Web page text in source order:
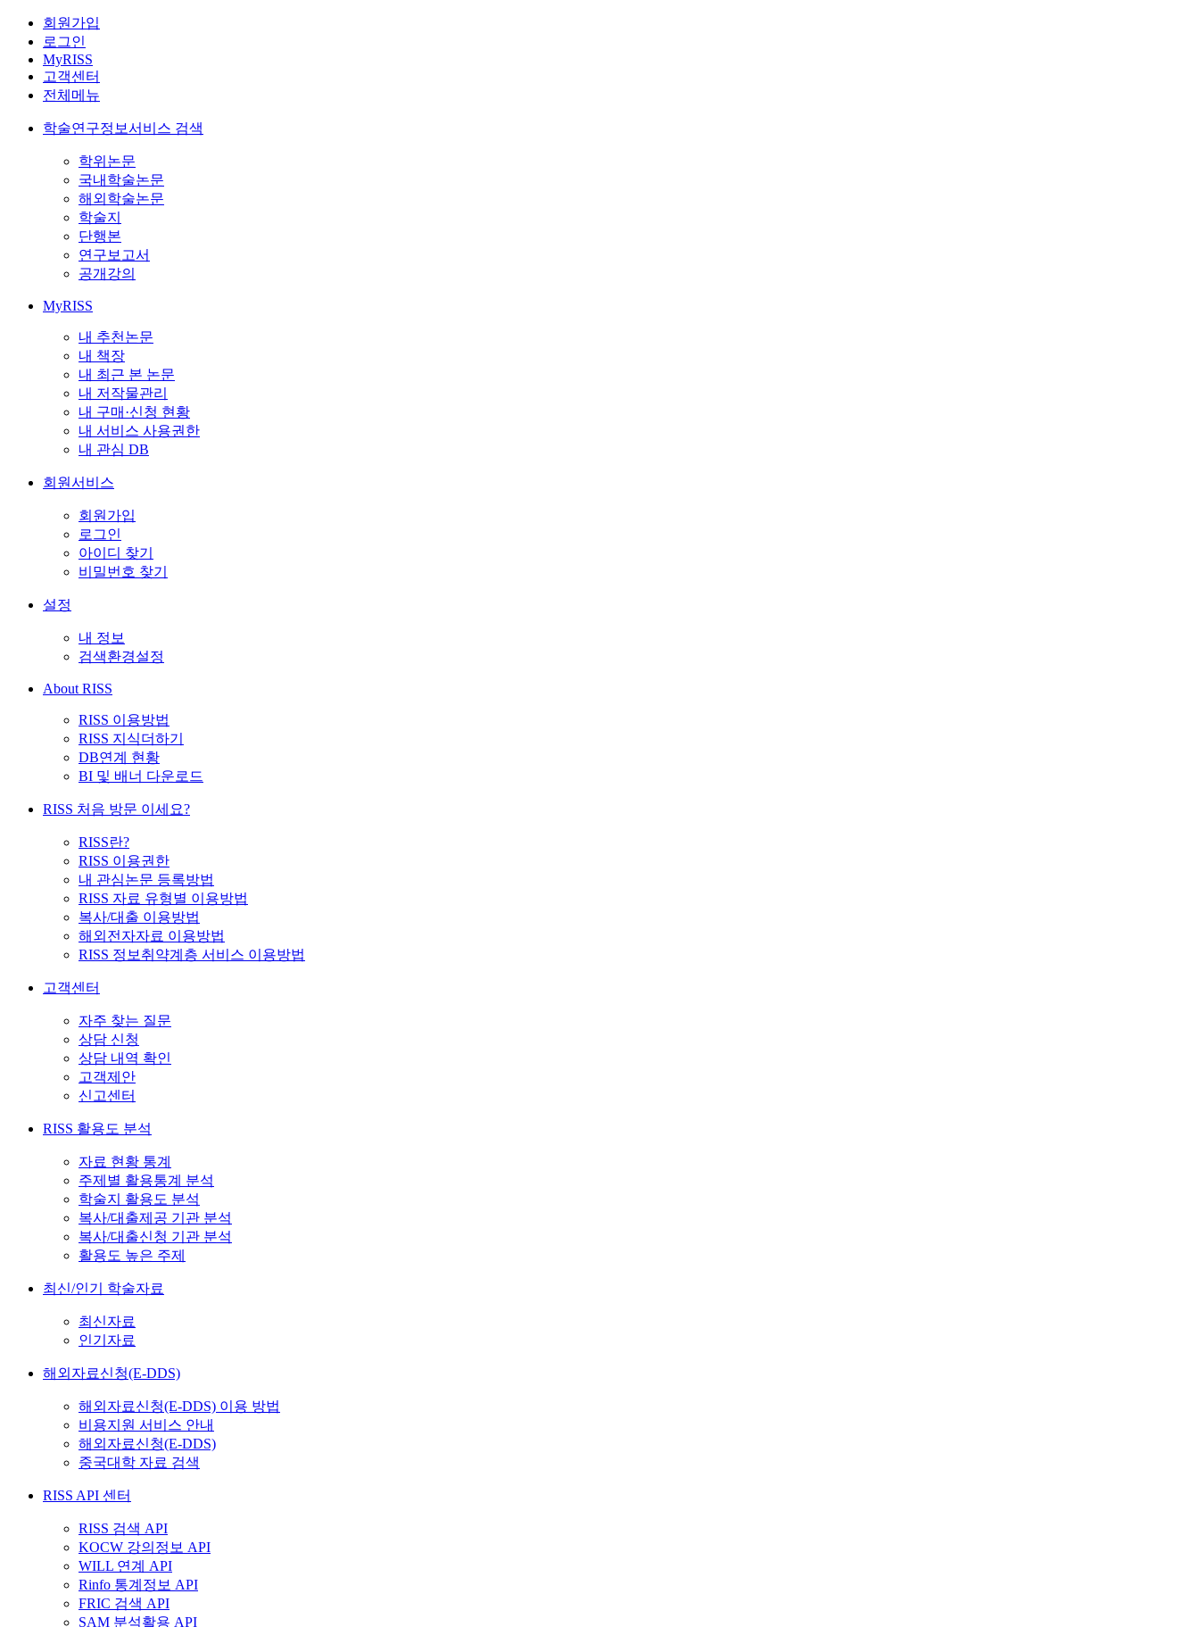
회원가입
로그인
MyRISS
고객센터
전체메뉴
학술연구정보서비스 검색
학위논문
국내학술논문
해외학술논문
학술지
단행본
연구보고서
공개강의
MyRISS
내 추천논문
내 책장
내 최근 본 논문
내 저작물관리
내 구매·신청 현황
내 서비스 사용권한
내 관심 DB
회원서비스
회원가입
로그인
아이디 찾기
비밀번호 찾기
설정
내 정보
검색환경설정
About RISS
RISS 이용방법
RISS 지식더하기
DB연계 현황
BI 및 배너 다운로드
RISS 처음 방문 이세요?
RISS란?
RISS 이용권한
내 관심논문 등록방법
RISS 자료 유형별 이용방법
복사/대출 이용방법
해외전자자료 이용방법
RISS 정보취약계층 서비스 이용방법
고객센터
자주 찾는 질문
상담 신청
상담 내역 확인
고객제안
신고센터
RISS 활용도 분석
자료 현황 통계
주제별 활용통계 분석
학술지 활용도 분석
복사/대출제공 기관 분석
복사/대출신청 기관 분석
활용도 높은 주제
최신/인기 학술자료
최신자료
인기자료
해외자료신청(E-DDS)
해외자료신청(E-DDS) 이용 방법
비용지원 서비스 안내
해외자료신청(E-DDS)
중국대학 자료 검색
RISS API 센터
RISS 검색 API
KOCW 강의정보 API
WILL 연계 API
Rinfo 통계정보 API
FRIC 검색 API
SAM 분석활용 API